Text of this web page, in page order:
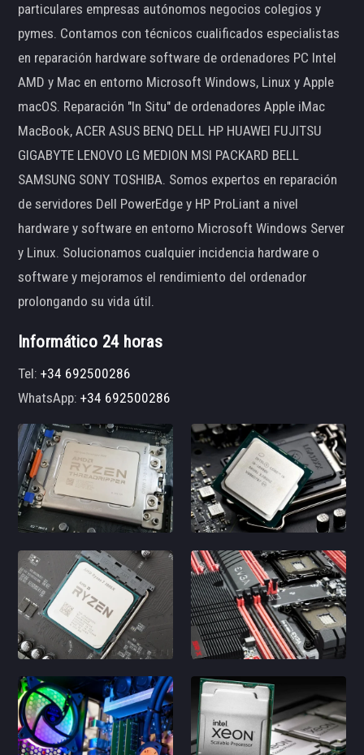
particulares empresas autónomos negocios colegios y
pymes. Contamos con técnicos cualificados especialistas
en reparación hardware software de ordenadores PC Intel
AMD y Mac en entorno Microsoft Windows, Linux y Apple
macOS. Reparación "In Situ" de ordenadores Apple iMac
MacBook, ACER ASUS BENQ DELL HP HUAWEI FUJITSU
GIGABYTE LENOVO LG MEDION MSI PACKARD BELL
SAMSUNG SONY TOSHIBA. Somos expertos en reparación
de servidores Dell PowerEdge y HP ProLiant a nivel
hardware y software en entorno Microsoft Windows Server
y Linux. Solucionamos cualquier incidencia hardware o
software y mejoramos el rendimiento del ordenador
prolongando su vida útil.
Informático 24 horas
Tel:+34 692500286
WhatsApp:+34 692500286